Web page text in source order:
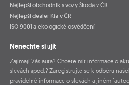
Nejlepší obchodník s vozy Škoda v ČR
Nejlepší dealer Kia v ČR
ISO 9001 a ekologické osvědčení
Nenechte si ujít
Zajímají Vás auta? Chcete mít informace o
slevách apod.? Zaregistrujte se k odběru
pravidelné informace o slevách a jiném